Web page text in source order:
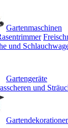
Gartenmaschinen
und
Gartengeräte
und